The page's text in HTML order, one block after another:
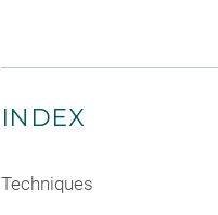
INDEX
Techniques